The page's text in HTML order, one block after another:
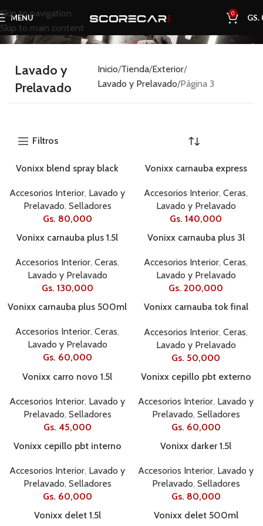
Skip to navigation
Skip to main content
MENU 0 GS.
Lavado y
Prelavado
Inicio Tienda Exterior
Lavado y Prelavado Página 3
Filtros
Vonixx blend spray black
Accesorios Interior, Lavado y
Prelavado, Selladores
Gs. 80,000
Vonixx carnauba express
Accesorios Interior, Ceras,
Lavado y Prelavado
Gs. 140,000
Vonixx carnauba plus 1.5l
Accesorios Interior, Ceras,
Lavado y Prelavado
Gs. 130,000
Vonixx carnauba plus 3l
Accesorios Interior, Ceras,
Lavado y Prelavado
Gs. 200,000
Vonixx carnauba plus 500ml
Accesorios Interior, Ceras,
Lavado y Prelavado
Gs. 60,000
Vonixx carnauba tok final
Accesorios Interior, Ceras,
Lavado y Prelavado
Gs. 50,000
Vonixx carro novo 1.5l
Accesorios Interior, Lavado y
Prelavado, Selladores
Gs. 45,000
Vonixx cepillo pbt externo
Accesorios Interior, Lavado y
Prelavado, Selladores
Gs. 60,000
Vonixx cepillo pbt interno
Accesorios Interior, Lavado y
Prelavado, Selladores
Gs. 60,000
Vonixx darker 1.5l
Accesorios Interior, Lavado y
Prelavado, Selladores
Gs. 80,000
Vonixx delet 1.5l
Vonixx delet 500ml